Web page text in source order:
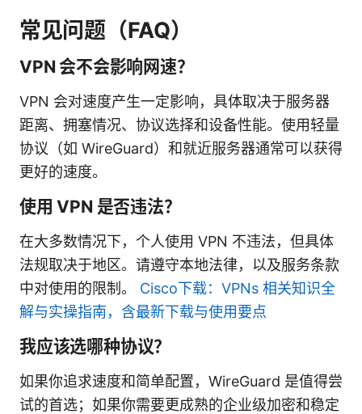
常见问题（FAQ）
VPN 会不会影响网速？
VPN 会对速度产生一定影响，具体取决于服务器
距离、拥塞情况、协议选择和设备性能。使用轻量
协议（如 WireGuard）和就近服务器通常可以获得
更好的速度。
使用 VPN 是否违法？
在大多数情况下，个人使用 VPN 不违法，但具体
法规取决于地区。请遵守本地法律，以及服务条款
中对使用的限制。 Cisco下载：VPNs 相关知识全
解与实操指南，含最新下载与使用要点
我应该选哪种协议？
如果你追求速度和简单配置，WireGuard 是值得尝
试的首选；如果你需要更成熟的企业级加密和稳定